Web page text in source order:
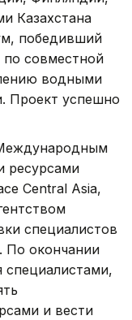
Казахстана
победивший
по совместной
водными
Проект успешно
ресурсами
Central Asia,
специалистов
По окончании
специалистами,
и вести